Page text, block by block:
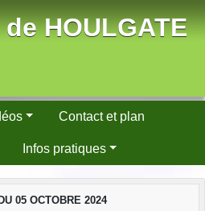
HOULGATE
Contact et plan
Infos pratiques
05 OCTOBRE 2024